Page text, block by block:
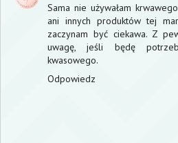
Sama nie używałam
ani innych produktów tej
zaczynam być ciekawa. Z
uwagę, jeśli będę
kwasowego.
Odpowiedz